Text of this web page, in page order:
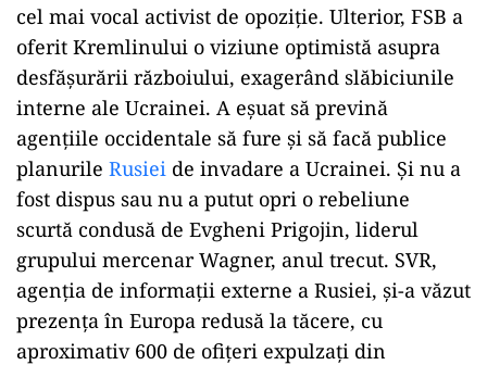
cel mai vocal activist de opoziție. Ulterior, FSB a
oferit Kremlinului o viziune optimistă asupra
desfășurării războiului, exagerând slăbiciunile
interne ale Ucrainei. A eșuat să prevină
agențiile occidentale să fure și să facă publice
planurile Rusiei de invadare a Ucrainei. Și nu a
fost dispus sau nu a putut opri o rebeliune
scurtă condusă de Evgheni Prigojin, liderul
grupului mercenar Wagner, anul trecut. SVR,
agenția de informații externe a Rusiei, și-a văzut
prezența în Europa redusă la tăcere, cu
aproximativ 600 de ofițeri expulzați din